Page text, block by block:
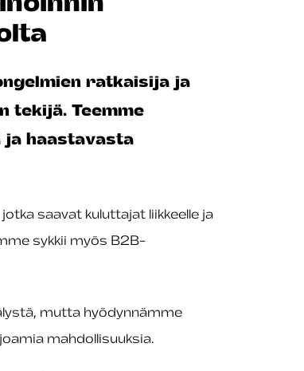
ratkaisija ja
tekijä. Teemme
ja haastavasta
saavat kuluttajat liikkeelle ja
sykkii myös B2B-
mutta hyödynnämme
mahdollisuuksia.